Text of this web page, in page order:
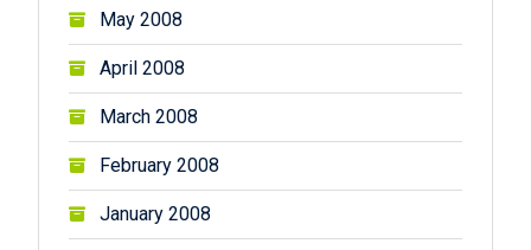
May 2008
April 2008
March 2008
February 2008
January 2008